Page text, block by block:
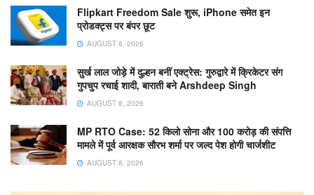
Flipkart Freedom Sale शुरू, iPhone समेत इन
प्रोडक्ट्स पर बंपर छूट
AUGUST 8, 2026
सुर्ख लाल जोड़े में दुल्हन बनीं एक्ट्रेस: गुरुद्वारे में क्रिकेटर संग
गुपचुप रचाई शादी, बाराती बने Arshdeep Singh
AUGUST 8, 2026
MP RTO Case: 52 किलो सोना और 100 करोड़ की संपत्ति
मामले में पूर्व आरक्षक सौरभ शर्मा पर जल्द पेश होगी चार्जशीट
AUGUST 8, 2026